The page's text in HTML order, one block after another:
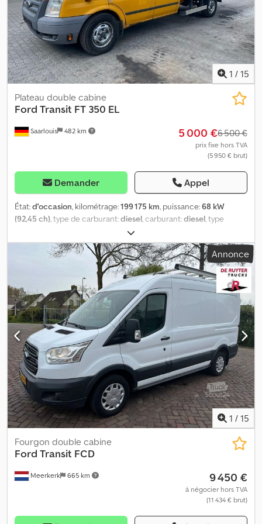
1 / 15
Saarlouis 482 km
Plateau double cabine
Ford Transit FT 350 EL
5 000 €6 500 €
prix fixe hors TVA
(5 950 € brut)
Demander Appel
État:d'occasion, kilométrage:199 175 km, puissance:68 kW
(92,45 ch), type de carburant:diesel, carburant:diesel, type
, classe d'émission:
l'espace de chargement:2 m³, longueur de l'espace de
chargement:2 080 mm, largeur de l’espace de chargement:2 100
, hauteur de l'espace de chargement:400 mm, Année de
, Cabine: double Dedpfx Aeyc U Nweidswa
Annonce
1 / 15
Meerkerk 665 km
Fourgon double cabine
Ford Transit FCD
9 450 €
à négocier hors TVA
(11 434 € brut)